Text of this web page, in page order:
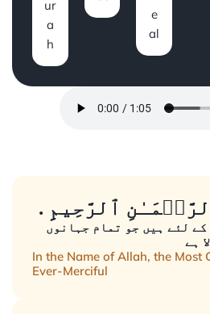
ur
a
h
e
al
ٱلرَّحِيمِِ
لئے ہیں جو تمام جہانوں
ہے
In the Name of Allah, the Most
Ever-Merciful